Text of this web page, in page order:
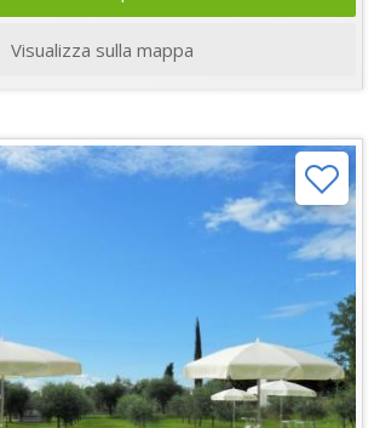
Visualizza sulla mappa